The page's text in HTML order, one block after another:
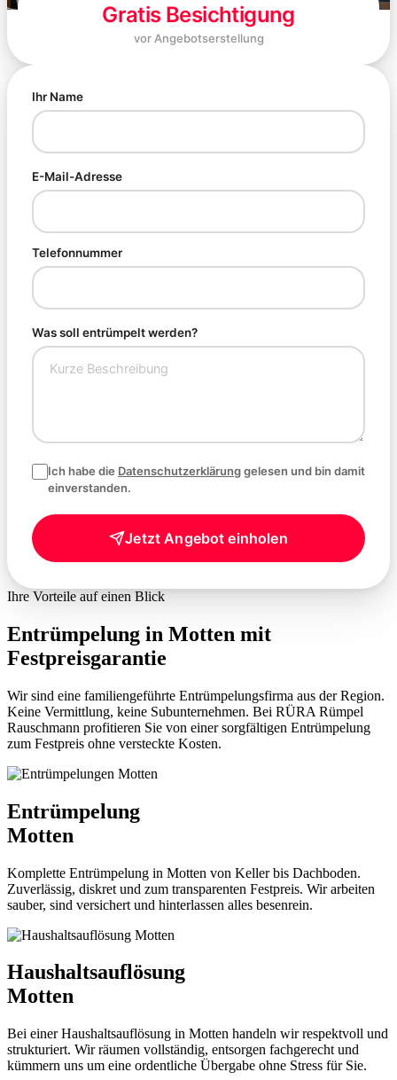
Gratis Besichtigung
vor Angebotserstellung
Ihr Name
E-Mail-Adresse
Telefonnummer
Was soll entrümpelt werden?
Ich habe die Datenschutzerklärunggelesen und bin damit
einverstanden.
Jetzt Angebot einholen
Ihre Vorteile auf einen Blick
Entrümpelung in Motten mit
Festpreisgarantie
Wir sind eine familiengeführte Entrümpelungsfirma aus der Region.
Keine Vermittlung, keine Subunternehmen. Bei RÜRA Rümpel
Rauschmann profitieren Sie von einer sorgfältigen Entrümpelung
zum Festpreis ohne versteckte Kosten.
Entrümpelung
Motten
Komplette Entrümpelung in Motten von Keller bis Dachboden.
Zuverlässig, diskret und zum transparenten Festpreis. Wir arbeiten
sauber, sind versichert und hinterlassen alles besenrein.
Haushaltsauflösung
Motten
Bei einer Haushaltsauflösung in Motten handeln wir respektvoll und
strukturiert. Wir räumen vollständig, entsorgen fachgerecht und
kümmern uns um eine ordentliche Übergabe ohne Stress für Sie.